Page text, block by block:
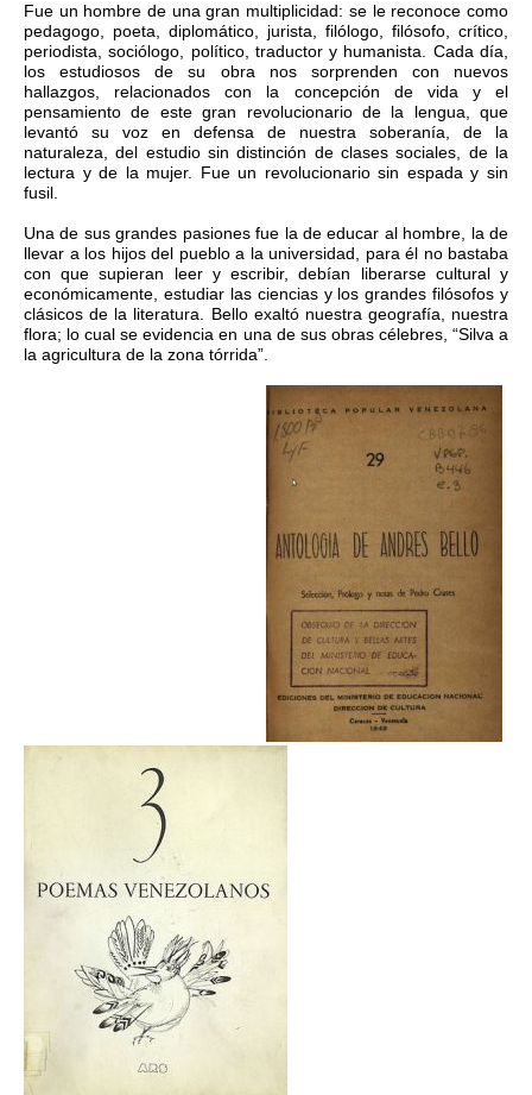
Fue un hombre de una gran multiplicidad: se le reconoce como
pedagogo, poeta, diplomático, jurista, filólogo, filósofo, crítico,
periodista, sociólogo, político, traductor y humanista. Cada día,
los estudiosos de su obra nos sorprenden con nuevos
hallazgos, relacionados con la concepción de vida y el
pensamiento de este gran revolucionario de la lengua, que
levantó su voz en defensa de nuestra soberanía, de la
naturaleza, del estudio sin distinción de clases sociales, de la
lectura y de la mujer. Fue un revolucionario sin espada y sin
fusil.
Una de sus grandes pasiones fue la de educar al hombre, la de
llevar a los hijos del pueblo a la universidad, para él no bastaba
con que supieran leer y escribir, debían liberarse cultural y
económicamente, estudiar las ciencias y los grandes filósofos y
clásicos de la literatura. Bello exaltó nuestra geografía, nuestra
flora; lo cual se evidencia en una de sus obras célebres, “Silva a
la agricultura de la zona tórrida”.